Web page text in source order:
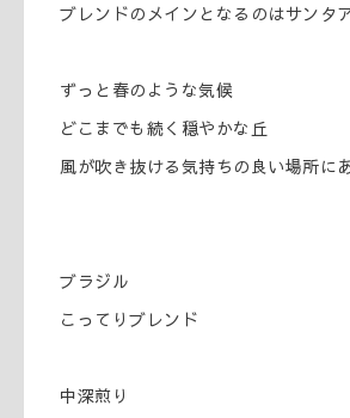
ブレンドのメインとなるのはサンタ
ずっと春のような気候
どこまでも続く穏やかな丘
風が吹き抜ける気持ちの良い場所に
ブラジル
こってりブレンド
中深煎り